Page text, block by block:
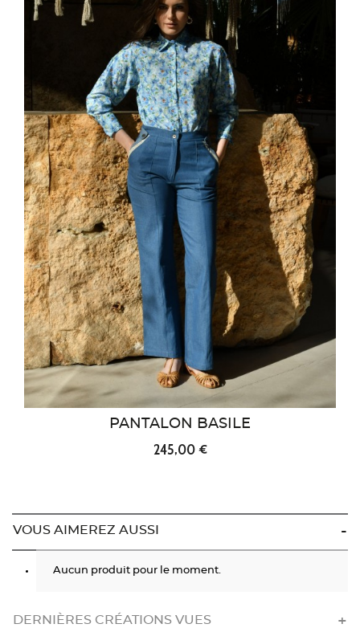
PANTALON BASILE
245,00 €
VOUS AIMEREZ AUSSI
Aucun produit pour le moment.
DERNIÈRES CRÉATIONS VUES